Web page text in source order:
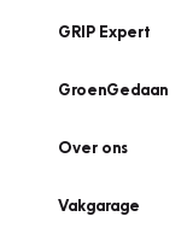
GRIP Expert
GroenGedaan
Over ons
Vakgarage